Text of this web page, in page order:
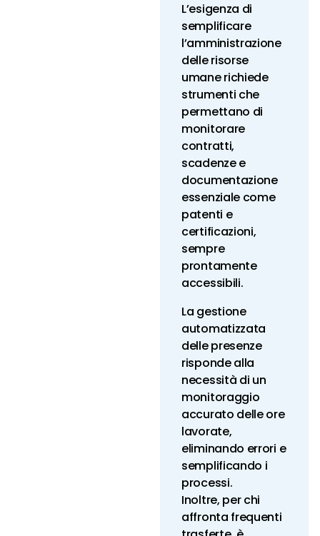
L’esigenza di
semplificare
l’amministrazione
delle risorse
umane richiede
strumenti che
permettano di
monitorare
contratti,
scadenze e
documentazione
essenziale come
patenti e
certificazioni,
sempre
prontamente
accessibili.
La gestione
automatizzata
delle presenze
risponde alla
necessità di un
monitoraggio
accurato delle ore
lavorate,
eliminando errori e
semplificando i
processi.
Inoltre, per chi
affronta frequenti